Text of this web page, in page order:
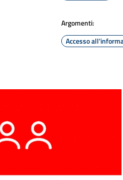
Argomenti:
Accesso